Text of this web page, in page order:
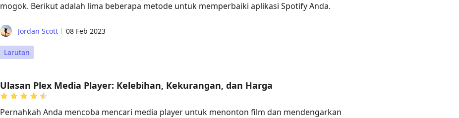
mogok. Berikut adalah lima beberapa metode untuk memperbaiki aplikasi Spotify Anda.
Jordan Scott 08 Feb 2023
Larutan
Ulasan Plex Media Player: Kelebihan, Kekurangan, dan Harga
Pernahkah Anda mencoba mencari media player untuk menonton film dan mendengarkan